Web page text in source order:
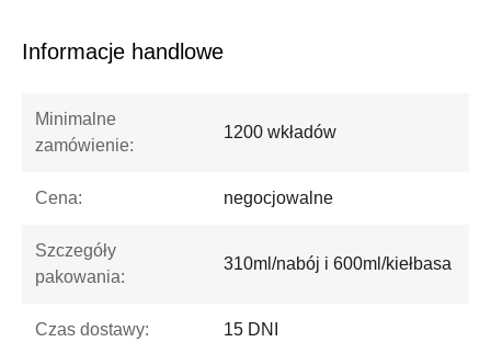
Informacje handlowe
Minimalne
zamówienie:
1200 wkładów
Cena: negocjowalne
Szczegóły
pakowania:
310ml/nabój i 600ml/kiełbasa
Czas dostawy: 15 DNI